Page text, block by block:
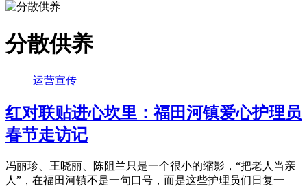
分散供养
运营宣传
红对联贴进心坎里：福田河镇爱心护理员
春节走访记
冯丽珍、王晓丽、陈阻兰只是一个很小的缩影，“把老人当亲
人”，在福田河镇不是一句口号，而是这些护理员们日复一